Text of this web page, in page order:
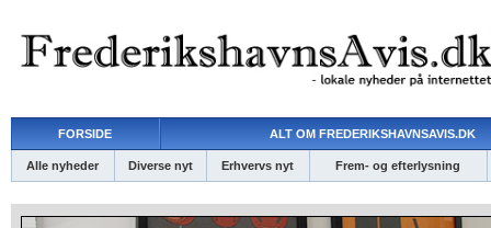
FORSIDE ALT OM FREDERIKSHAVNSAVIS.DK
Alle nyheder Diverse nyt Erhvervs nyt Frem- og efterlysning